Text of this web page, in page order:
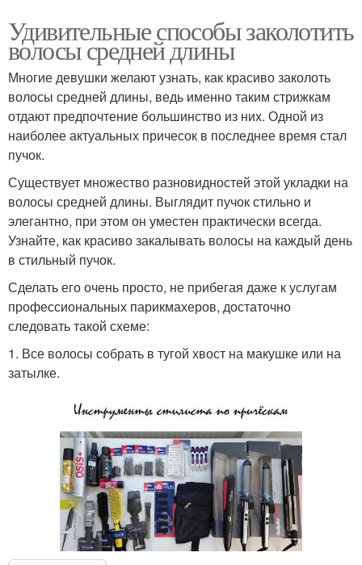
Удивительные способы заколотить
волосы средней длины
Многие девушки желают узнать, как красиво заколоть
волосы средней длины, ведь именно таким стрижкам
отдают предпочтение большинство из них. Одной из
наиболее актуальных причесок в последнее время стал
пучок.
Существует множество разновидностей этой укладки на
волосы средней длины. Выглядит пучок стильно и
элегантно, при этом он уместен практически всегда.
Узнайте, как красиво закалывать волосы на каждый день
в стильный пучок.
Сделать его очень просто, не прибегая даже к услугам
профессиональных парикмахеров, достаточно
следовать такой схеме:
1. Все волосы собрать в тугой хвост на макушке или на
затылке.